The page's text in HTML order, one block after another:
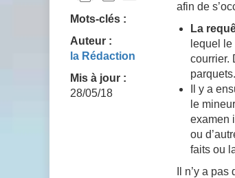
Mots-clés :
Auteur :
la Rédaction
Mis à jour :
28/05/18
afin de
La
lequel
courrier.
Il y a
le
examen
ou
faits ou
Il n’y a